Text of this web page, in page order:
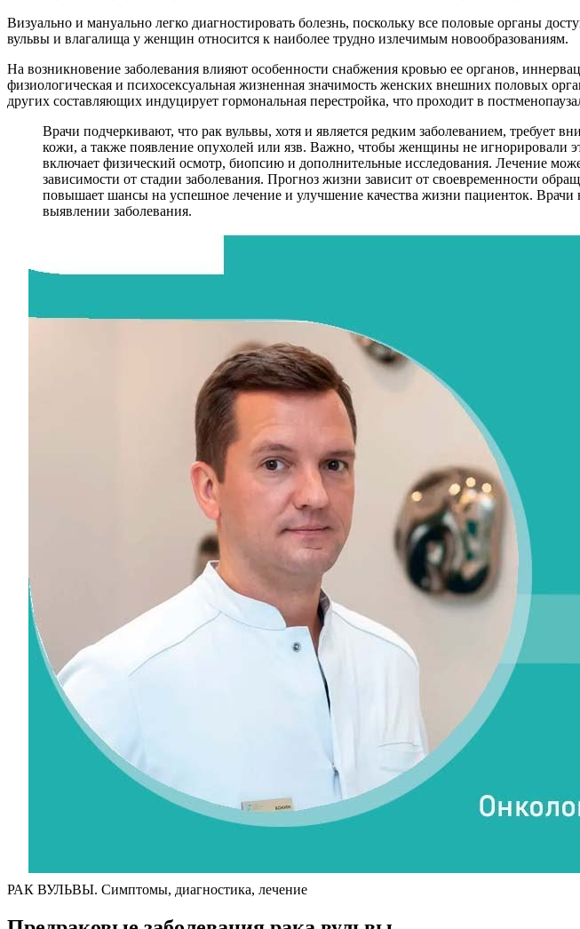
Визуально и мануально легко диагностировать болезнь, поскольку все половые органы
вульвы и влагалища у женщин относится к наиболее трудно излечимым новообразованиям.
На возникновение заболевания влияют особенности снабжения кровью ее органов,
физиологическая и психосексуальная жизненная значимость женских внешних половых
других составляющих индуцирует гормональная перестройка, что проходит в
Врачи подчеркивают, что рак вульвы, хотя и является редким заболеванием,
кожи, а также появление опухолей или язв. Важно, чтобы женщины не
включает физический осмотр, биопсию и дополнительные исследования. Лечение
зависимости от стадии заболевания. Прогноз жизни зависит от своевременности
повышает шансы на успешное лечение и улучшение качества жизни пациенток.
выявлении заболевания.
РАК ВУЛЬВЫ. Симптомы, диагностика, лечение